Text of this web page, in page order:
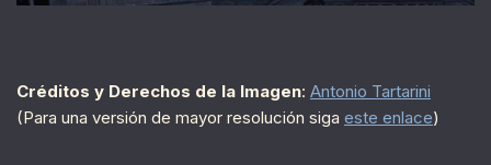
Créditos y Derechos de la Imagen: Antonio Tartarini
(Para una versión de mayor resolución siga este enlace)